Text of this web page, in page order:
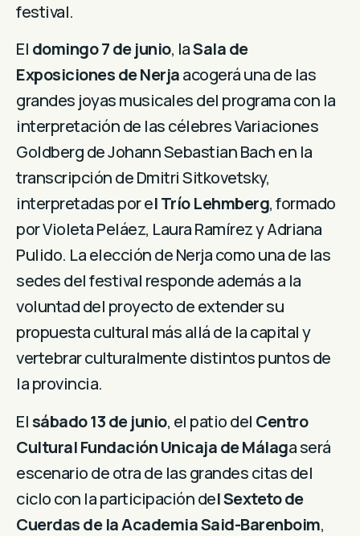
festival.
El domingo 7 de junio, laSala de
Exposiciones de Nerjaacogerá una de las
grandes joyas musicales del programa con la
interpretación de las célebres Variaciones
Goldberg de Johann Sebastian Bach en la
transcripción de Dmitri Sitkovetsky,
interpretadas por el Trío Lehmberg, formado
por Violeta Peláez, Laura Ramírez y Adriana
Pulido. La elección de Nerja como una de las
sedes del festival responde además a la
voluntad del proyecto de extender su
propuesta cultural más allá de la capital y
vertebrar culturalmente distintos puntos de
la provincia.
Elsábado 13 de junio, el patio del Centro
Cultural Fundación Unicaja de Málaga será
escenario de otra de las grandes citas del
ciclo con la participación del Sexteto de
Cuerdas de la Academia Said-Barenboim,